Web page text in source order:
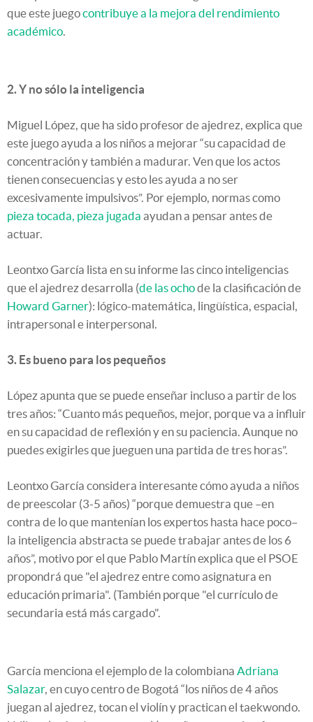
que este juegocontribuye a la mejora del rendimiento
académico.
2. Y no sólo la inteligencia
Miguel López, que ha sido profesor de ajedrez, explica que
este juego ayuda a los niños a mejorar “su capacidad de
concentración y también a madurar. Ven que los actos
tienen consecuencias y esto les ayuda a no ser
excesivamente impulsivos”. Por ejemplo, normas como
pieza tocada, pieza jugada ayudan a pensar antes de
actuar.
Leontxo García lista en su informe las cinco inteligencias
que el ajedrez desarrolla (de las ochode la clasificación de
Howard Garner): lógico-matemática, lingüística, espacial,
intrapersonal e interpersonal.
3. Es bueno para los pequeños
López apunta que se puede enseñar incluso a partir de los
tres años: “Cuanto más pequeños, mejor, porque va a influir
en su capacidad de reflexión y en su paciencia. Aunque no
puedes exigirles que jueguen una partida de tres horas”.
Leontxo García considera interesante cómo ayuda a niños
de preescolar (3-5 años) “porque demuestra que –en
contra de lo que mantenían los expertos hasta hace poco–
la inteligencia abstracta se puede trabajar antes de los 6
años”, motivo por el que Pablo Martín explica que el PSOE
propondrá que "el ajedrez entre como asignatura en
educación primaria". (También porque "el currículo de
secundaria está más cargado".
García menciona el ejemplo de la colombiana Adriana
Salazar, en cuyo centro de Bogotá “los niños de 4 años
juegan al ajedrez, tocan el violín y practican el taekwondo.